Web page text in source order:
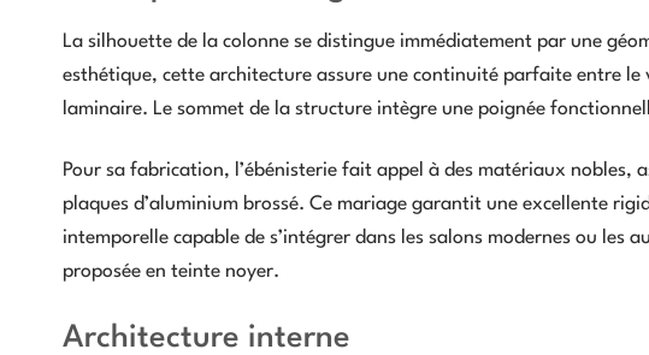
La silhouette de la colonne se distingue immédiatement par une
esthétique, cette architecture assure une continuité parfaite entre
laminaire. Le sommet de la structure intègre une poignée
Pour sa fabrication, l’ébénisterie fait appel à des matériaux nobles,
plaques d’aluminium brossé. Ce mariage garantit une excellente
intemporelle capable de s’intégrer dans les salons modernes ou les
proposée en teinte noyer.
Architecture interne